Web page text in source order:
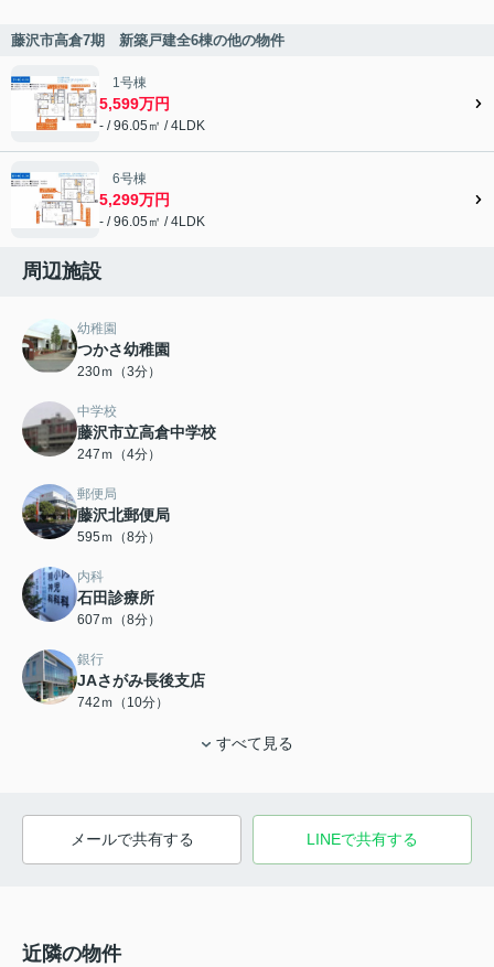
藤沢市高倉7期 新築戸建全6棟の他の物件
1号棟
5,599万円
- / 96.05㎡ / 4LDK
6号棟
5,299万円
- / 96.05㎡ / 4LDK
周辺施設
幼稚園
つかさ幼稚園
230ｍ（3分）
中学校
藤沢市立高倉中学校
247ｍ（4分）
郵便局
藤沢北郵便局
595ｍ（8分）
内科
石田診療所
607ｍ（8分）
銀行
JAさがみ長後支店
742ｍ（10分）
すべて見る
メールで共有する LINEで共有する
近隣の物件